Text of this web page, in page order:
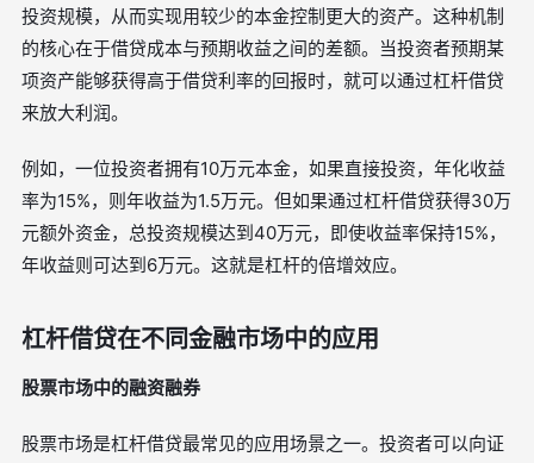
投资规模，从而实现用较少的本金控制更大的资产。这种机制
的核心在于借贷成本与预期收益之间的差额。当投资者预期某
项资产能够获得高于借贷利率的回报时，就可以通过杠杆借贷
来放大利润。
例如，一位投资者拥有10万元本金，如果直接投资，年化收益
率为15%，则年收益为1.5万元。但如果通过杠杆借贷获得30万
元额外资金，总投资规模达到40万元，即使收益率保持15%，
年收益则可达到6万元。这就是杠杆的倍增效应。
杠杆借贷在不同金融市场中的应用
股票市场中的融资融券
股票市场是杠杆借贷最常见的应用场景之一。投资者可以向证